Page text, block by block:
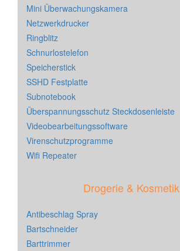
Mini Überwachungskamera
Netzwerkdrucker
Ringblitz
Schnurlostelefon
Speicherstick
SSHD Festplatte
Subnotebook
Überspannungsschutz Steckdosenleiste
Videobearbeitungssoftware
Virenschutzprogramme
Wifi Repeater
Drogerie & Kosmetik
Antibeschlag Spray
Bartschneider
Barttrimmer